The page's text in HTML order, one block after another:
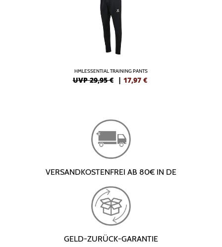
HMLESSENTIAL TRAINING PANTS
UVP 29,95 € | 17,97 €
VERSANDKOSTENFREI AB 80€ IN DE
GELD-ZURÜCK-GARANTIE